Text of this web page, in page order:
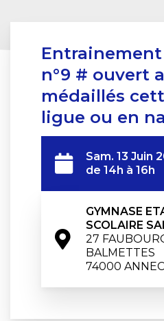
Entrainement
n°9 # ouvert
médaillés
ligue ou en
Sam. 13 Juin
de 14h à 16h
GYMNASE
SCOLAIRE
27
BALMETTES
74000